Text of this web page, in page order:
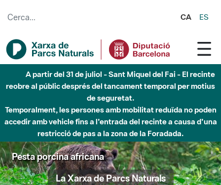
CA ES
A partir del 31 de juliol - Sant Miquel del Fai - El recinte
reobre al públic després del tancament temporal per motius
de seguretat.
Temporalment, les persones amb mobilitat reduïda no poden
accedir amb vehicle fins a l'entrada del recinte a causa d'una
restricció de pas a la zona de la Foradada.
Pesta porcina africana
La Xarxa de Parcs Naturals